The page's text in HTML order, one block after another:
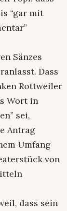
“gar mit
Sänzes
Dass
Rottweiler
Wort in
sei,
Antrag
Umfang
von
dass sein